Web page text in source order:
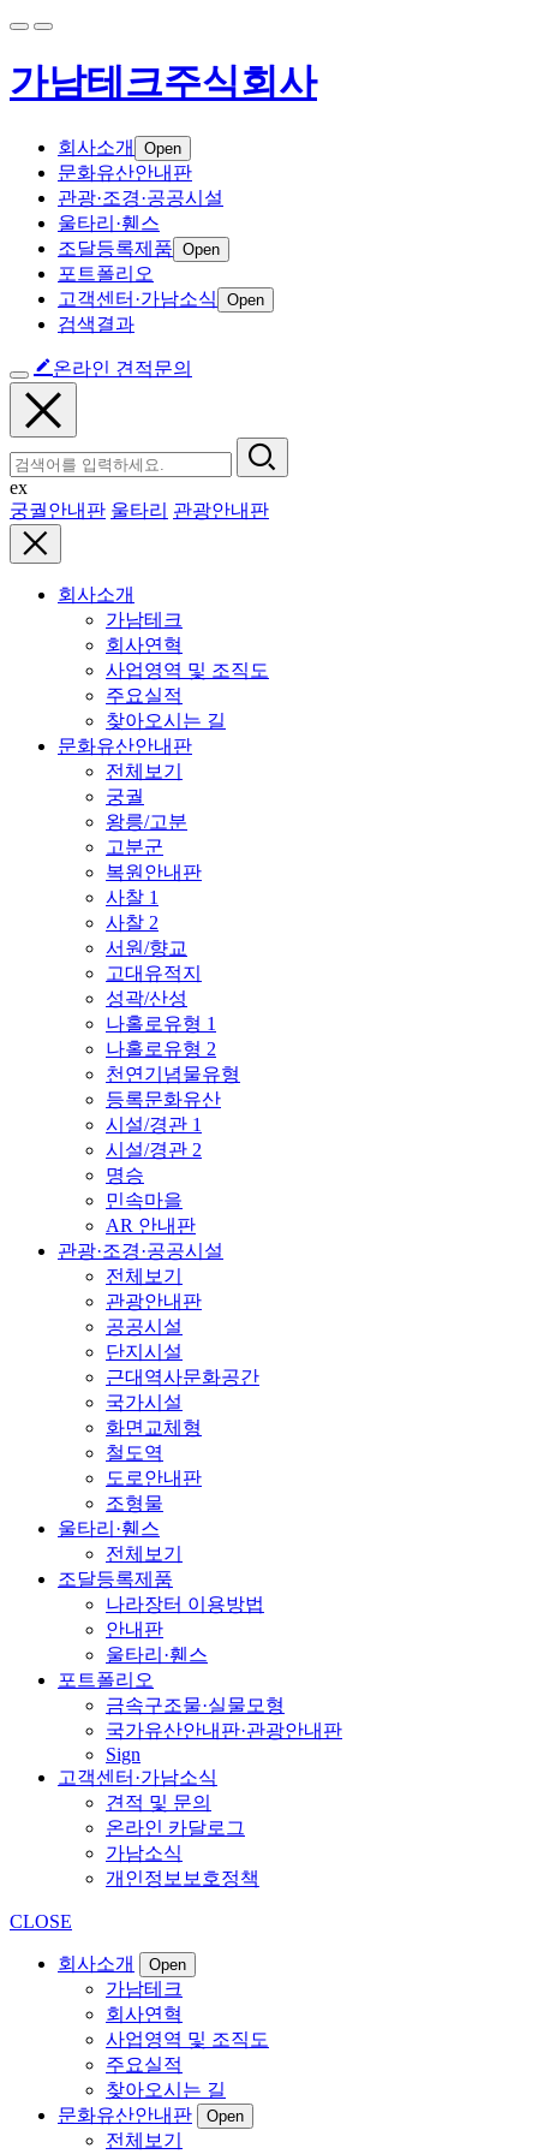
가남테크주식회사
회사소개 Open
문화유산안내판
관광·조경·공공시설
울타리·휀스
조달등록제품 Open
포트폴리오
고객센터·가남소식
Open
검색결과
온라인 견적문의
ex
궁궐안내판 울타리 관광안내판
회사소개
가남테크
회사연혁
사업영역 및 조직도
주요실적
찾아오시는 길
문화유산안내판
전체보기
궁궐
왕릉/고분
고분군
복원안내판
사찰 1
사찰 2
서원/향교
고대유적지
성곽/산성
나홀로유형 1
나홀로유형 2
천연기념물유형
등록문화유산
시설/경관 1
시설/경관 2
명승
민속마을
AR 안내판
관광·조경·공공시설
전체보기
관광안내판
공공시설
단지시설
근대역사문화공간
국가시설
화면교체형
철도역
도로안내판
조형물
울타리·휀스
전체보기
조달등록제품
나라장터 이용방법
안내판
울타리·휀스
포트폴리오
금속구조물·실물모형
국가유산안내판·관광안내판
Sign
고객센터·가남소식
견적 및 문의
온라인 카달로그
가남소식
개인정보보호정책
CLOSE
회사소개 Open
가남테크
회사연혁
사업영역 및 조직도
주요실적
찾아오시는 길
문화유산안내판
Open
전체보기